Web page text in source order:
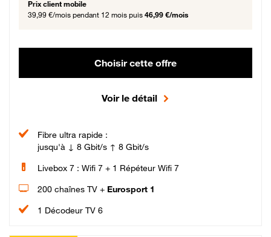
Prix client mobile
39,99 €/mois pendant 12 mois puis 46,99 €/mois
Choisir cette offre
Voir le détail
Fibre ultra rapide :
jusqu'à ↓ 8 Gbit/s ↑ 8 Gbit/s
Livebox 7 : Wifi 7 + 1 Répéteur Wifi 7
200 chaînes TV + Eurosport 1
1 Décodeur TV 6